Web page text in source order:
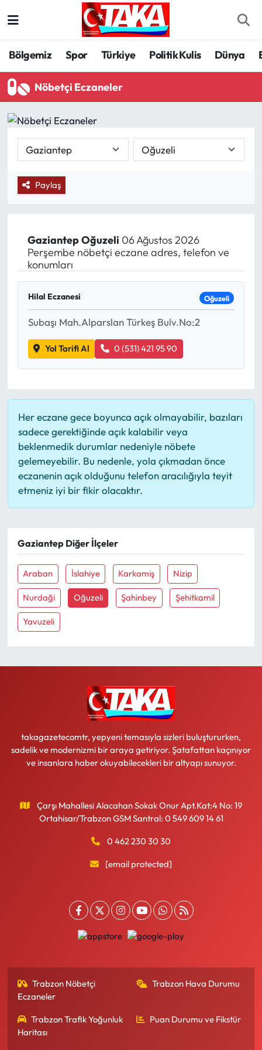
Bölgemiz Spor Türkiye Politik Kulis Dünya
Nöbetçi Eczaneler
Paylaş
GaziantepOğuzeli 06 Ağustos 2026
Perşembe nöbetçi eczane adres, telefon ve
konumları
Hilal Eczanesi Oğuzeli
Subaşı Mah.Alparslan Türkeş Bulv.No:2
Yol Tarifi Al 0 (531) 421 95 90
Her eczane gece boyunca açık olmayabilir, bazıları
sadece gerektiğinde açık kalabilir veya
beklenmedik durumlar nedeniyle nöbete
gelemeyebilir. Bu nedenle, yola çıkmadan önce
eczanenin açık olduğunu telefon aracılığıyla teyit
etmeniz iyi bir fikir olacaktır.
Gaziantep Diğer İlçeler
Araban İslahiye Karkamiş Nizip
Nurdaği Oğuzeli Şahinbey Şehitkamil
Yavuzeli
takagazetecomtr, yepyeni temasıyla sizleri buluştururken,
sadelik ve modernizmi bir araya getiriyor. Şatafattan kaçınıyor
ve insanlara haber okuyabilecekleri bir altyapı sunuyor.
Çarşı Mahallesi Alacahan Sokak Onur Apt.Kat:4 No: 19
Ortahisar/Trabzon GSM Santral: 0 549 609 14 61
0 462 230 30 30
[email protected]
Trabzon Nöbetçi
Eczaneler
Trabzon Hava Durumu
Trabzon Trafik Yoğunluk
Haritası
Puan Durumu ve Fikstür
Spor
Türkiye
Politika
Politik Kulis
Magazin
Mektup Galeri
Röportaj
Manşet
Köşe Yazıları
Karikatür Galeri
BIK
ASTROLOJİ
Spor Yazıları
Ekonomi
Sağlık
Turizm
Trabzon Hava Durumu
Trabzon Trafik Yoğunluk Haritası
Tüm Manşetler
Son Dakika Haberleri